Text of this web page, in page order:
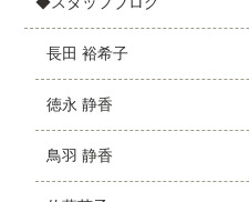
長田 裕希子
徳永 静香
鳥羽 静香